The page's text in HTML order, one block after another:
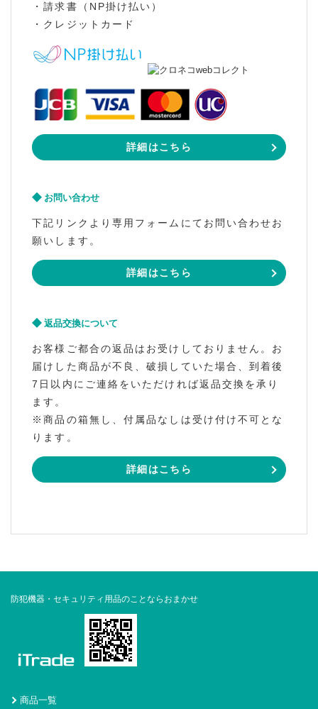
・請求書（NP掛け払い）
・クレジットカード
詳細はこちら
お問い合わせ
下記リンクより専用フォームにてお問い合わせお
願いします。
詳細はこちら
返品交換について
お客様ご都合の返品はお受けしておりません。お
届けした商品が不良、破損していた場合、到着後
7日以内にご連絡をいただければ返品交換を承り
ます。
※商品の箱無し、付属品なしは受け付け不可とな
ります。
詳細はこちら
防犯機器・セキュリティ用品のことならおまかせ
商品一覧